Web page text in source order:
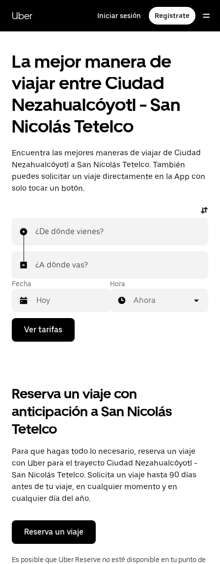
contenido
principal
Uber Iniciar sesión Regístrate
La mejor manera de
viajar entre Ciudad
Nezahualcóyotl - San
Nicolás Tetelco
Encuentra las mejores maneras de viajar de Ciudad
Nezahualcóyotl a San Nicolás Tetelco. También
puedes solicitar un viaje directamente en la App con
solo tocar un botón.
¿De dónde vienes?
¿A dónde vas?
Fecha
Presiona
flecha
el
y
selecciona
una
Presiona
la
tecla Esc
para
cerrar
el
calendario.
Hora
Ahora
Ver tarifas
Reserva un viaje con
anticipación a San Nicolás
Tetelco
Para que hagas todo lo necesario, reserva un viaje
con Uber para el trayecto Ciudad Nezahualcóyotl -
San Nicolás Tetelco. Solicita un viaje hasta 90 días
antes de tu viaje, en cualquier momento y en
cualquier día del año.
Reserva un viaje
Es posible que Uber Reserve no esté disponible en tu punto de